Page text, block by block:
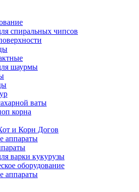
спиральных чипсов
шаурмы
ваты
корна
и Корн Догов
аппараты
варки кукурузы
оборудование
аппараты